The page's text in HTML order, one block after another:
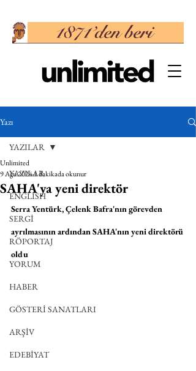
Yazı
YAZILAR
ENGLISH
SERGİ
RÖPORTAJ
YORUM
HABER
GÖSTERİ SANATLARI
ARŞİV
EDEBİYAT
YAZILAR
SAHA'ya yeni direktör
Unlimited
9 Ağu 20241 dakikada okunur
Serra Yentürk, Çelenk Bafra'nın görevden
ayrılmasının ardından SAHA'nın yeni direktörü
oldu